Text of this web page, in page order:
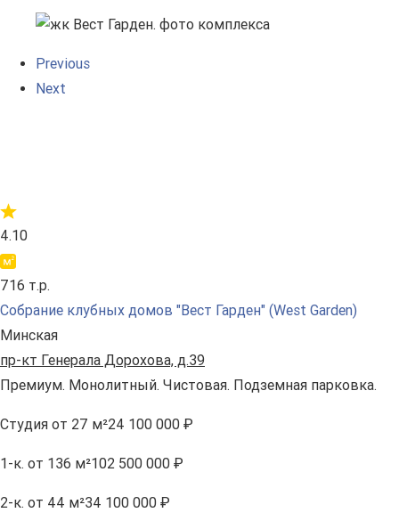
Previous
Next
4.10
716 т.р.
Собрание клубных домов "Вест Гарден" (West Garden)
Минская
пр-кт Генерала Дорохова, д.39
Премиум. Монолитный. Чистовая. Подземная парковка.
Студия от 27 м²24 100 000 ₽
1-к. от 136 м²102 500 000 ₽
2-к. от 44 м²34 100 000 ₽